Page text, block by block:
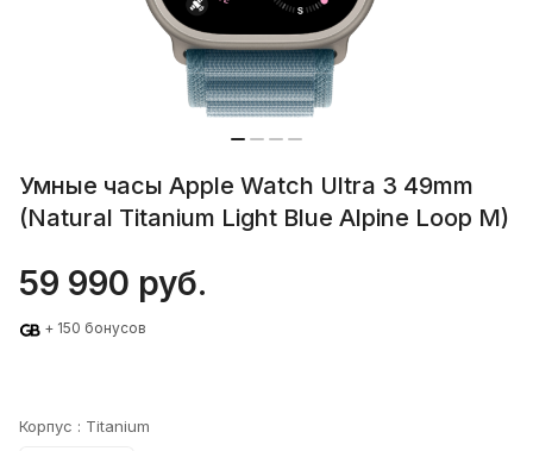
Умные часы Apple Watch Ultra 3 49mm
(Natural Titanium Light Blue Alpine Loop M)
59 990 руб.
+ 150 бонусов
Корпус : Titanium